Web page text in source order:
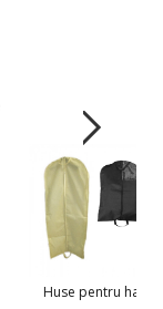
Huse pentru haine